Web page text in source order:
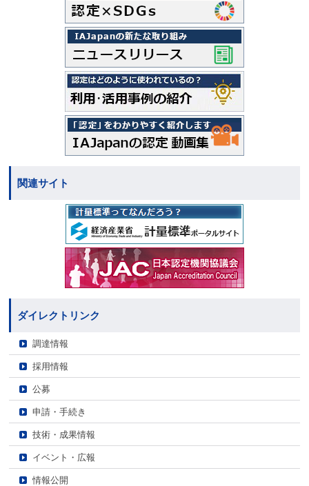
関連サイト
ダイレクトリンク
調達情報
採用情報
公募
申請・手続き
技術・成果情報
イベント・広報
情報公開